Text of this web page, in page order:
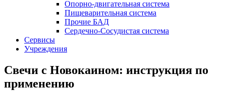
Опорно-двигательная система
Пищеварительная система
Прочие БАД
Сердечно-Сосудистая система
Сервисы
Учреждения
Свечи с Новокаином: инструкция по
применению